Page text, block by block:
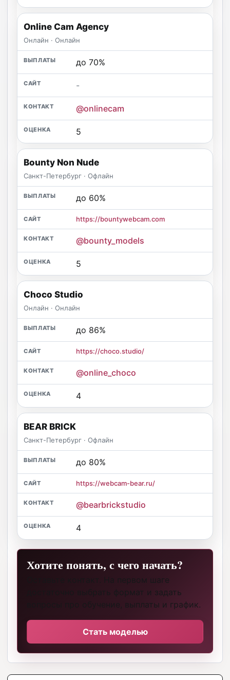
Online Cam Agency
Онлайн · Онлайн
до 70%
-
@onlinecam
5
Bounty Non Nude
Санкт-Петербург · Офлайн
до 60%
https://bountywebcam.com
@bounty_models
5
Choco Studio
Онлайн · Онлайн
до 86%
https://choco.studio/
@online_choco
4
BEAR BRICK
Санкт-Петербург · Офлайн
до 80%
https://webcam-bear.ru/
@bearbrickstudio
4
Хотите понять, с чего начать?
Оставьте контакт. На первом шаге
достаточно выбрать формат и задать
вопросы про обучение, выплаты и график.
Стать моделью